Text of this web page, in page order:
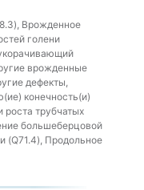
Врожденное
голени
врожденные
дефекты,
конечность(и)
роста трубчатых
большеберцовой
(Q71.4), Продольное